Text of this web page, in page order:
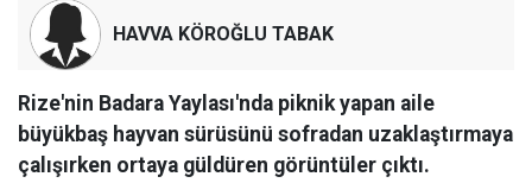
HAVVA KÖROĞLU TABAK
Rize'nin Badara Yaylası'nda piknik yapan aile
büyükbaş hayvan sürüsünü sofradan uzaklaştırmaya
çalışırken ortaya güldüren görüntüler çıktı.